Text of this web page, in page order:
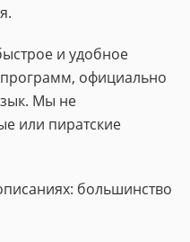
и удобное
официально
Мы не
или пиратские
большинство